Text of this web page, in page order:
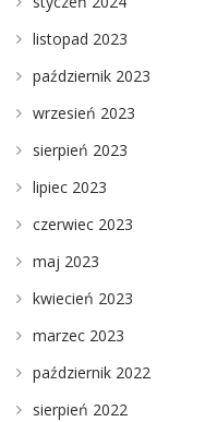
listopad 2023
październik 2023
wrzesień 2023
sierpień 2023
lipiec 2023
czerwiec 2023
maj 2023
kwiecień 2023
marzec 2023
październik 2022
sierpień 2022